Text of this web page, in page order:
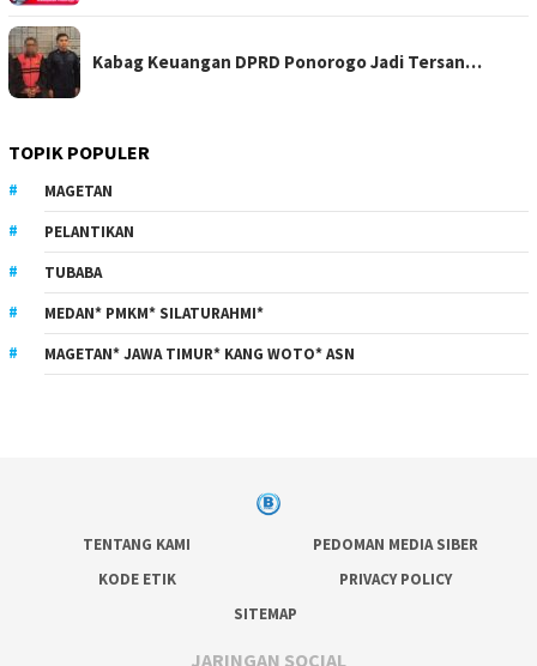
Kabag Keuangan DPRD Ponorogo Jadi Tersan…
TOPIK POPULER
MAGETAN
PELANTIKAN
TUBABA
MEDAN* PMKM* SILATURAHMI*
MAGETAN* JAWA TIMUR* KANG WOTO* ASN
TENTANG KAMI
PEDOMAN MEDIA SIBER
KODE ETIK
PRIVACY POLICY
SITEMAP
JARINGAN SOCIAL